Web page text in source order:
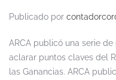
Publicado por
ARCA publicó una serie
aclarar puntos claves del
las Ganancias. ARCA